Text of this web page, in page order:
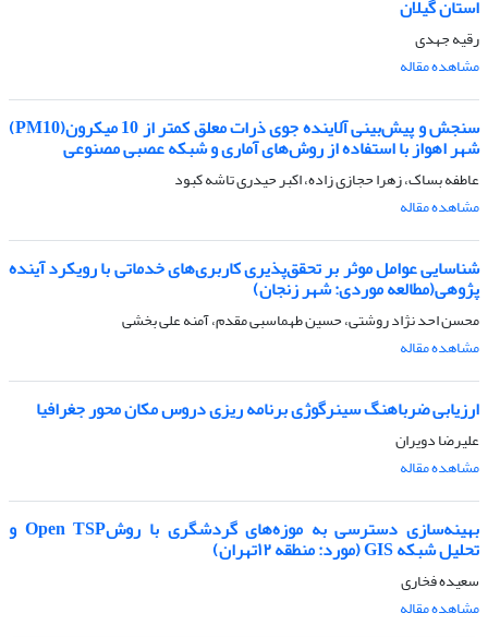
استان گیلان
رقیه جهدی
مشاهده مقاله
سنجش و پیش‌بینی آلاینده جوی ذرات معلق کمتر از 10 میکرون(PM10)
شهر اهواز با استفاده از روش‌های آماری و شبکه عصبی مصنوعی
عاطفه بساک، زهرا حجازی زاده، اکبر حیدری تاشه کبود
مشاهده مقاله
شناسایی عوامل موثر بر تحقق‌پذیری کاربری‌های خدماتی با رویکرد آینده
پژوهی(مطالعه موردی: شهر زنجان)
محسن احد نژاد روشتی، حسین طهماسبی مقدم، آمنه علی بخشی
مشاهده مقاله
ارزیابی ضرباهنگ سینرگوژی برنامه ریزی دروس مکان محور جغرافیا
علیرضا دویران
مشاهده مقاله
بهینه‌سازی دسترسی به موزه‌های گردشگری با روشOpen TSP و
تحلیل شبکه GIS (مورد: منطقه ۱۲تهران)
سعیده فخاری
مشاهده مقاله